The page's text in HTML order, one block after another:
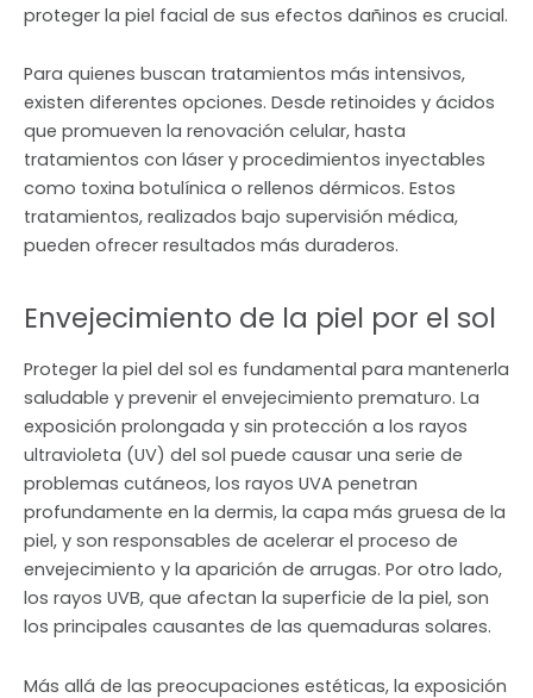
proteger la piel facial de sus efectos dañinos es crucial.
Para quienes buscan tratamientos más intensivos,
existen diferentes opciones. Desde retinoides y ácidos
que promueven la renovación celular, hasta
tratamientos con láser y procedimientos inyectables
como toxina botulínica o rellenos dérmicos. Estos
tratamientos, realizados bajo supervisión médica,
pueden ofrecer resultados más duraderos.
Envejecimiento de la piel por el sol
Proteger la piel del sol es fundamental para mantenerla
saludable y prevenir el envejecimiento prematuro. La
exposición prolongada y sin protección a los rayos
ultravioleta (UV) del sol puede causar una serie de
problemas cutáneos, los rayos UVA penetran
profundamente en la dermis, la capa más gruesa de la
piel, y son responsables de acelerar el proceso de
envejecimiento y la aparición de arrugas. Por otro lado,
los rayos UVB, que afectan la superficie de la piel, son
los principales causantes de las quemaduras solares.
Más allá de las preocupaciones estéticas, la exposición